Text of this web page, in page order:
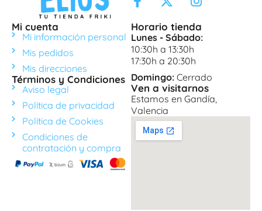
Mi cuenta
Mi información personal
Mis pedidos
Mis direcciones
Términos y Condiciones
Aviso legal
Política de privacidad
Política de Cookies
Condiciones de
contratación y compra
Horario tienda
Lunes - Sábado:
10:30h a 13:30h
17:30h a 20:30h
Domingo: Cerrado
Ven a visitarnos
Estamos en Gandía,
Valencia